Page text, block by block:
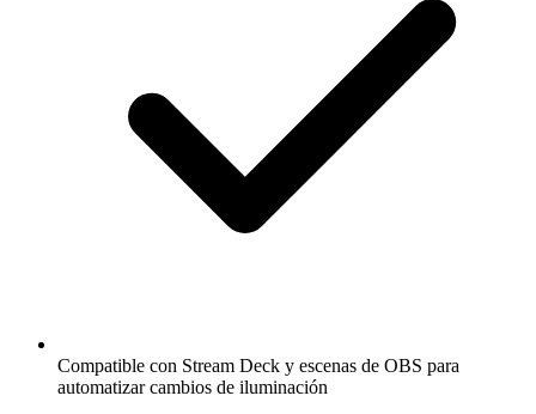
Compatible con Stream Deck y escenas de OBS para
automatizar cambios de iluminación